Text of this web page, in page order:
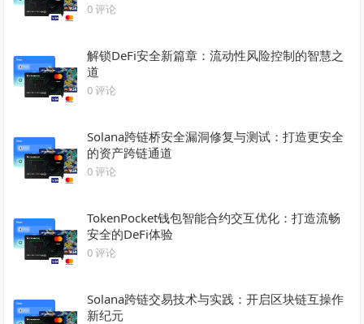
0 评论
解锁DeFi安全新篇章：流动性风险控制的智慧之
道
0 评论
Solana跨链桥安全漏洞修复与测试：打造更安全
的资产跨链通道
0 评论
TokenPocket钱包智能合约交互优化：打造流畅
安全的DeFi体验
0 评论
Solana跨链交易技术与实践：开启区块链互操作
新纪元